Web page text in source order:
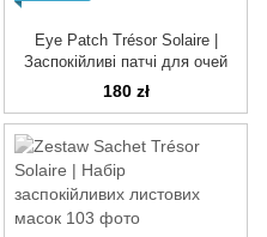
Eye Patch Trésor Solaire |
Заспокійливі патчі для очей
180 zł